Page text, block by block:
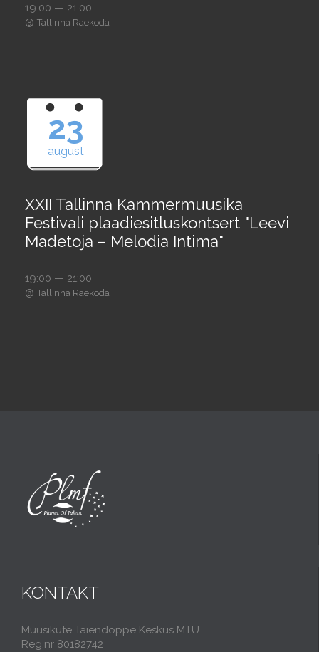
19:00 — 21:00
@ Tallinna Raekoda
23
august
XXII Tallinna Kammermuusika
Festivali plaadiesitluskontsert "Leevi
Madetoja – Melodia Intima"
19:00 — 21:00
@ Tallinna Raekoda
KONTAKT
Muusikute Täiendõppe Keskus MTÜ
Reg.nr 80182742